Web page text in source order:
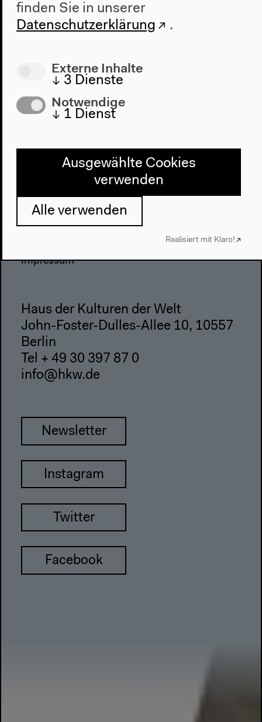
Haus
Über uns
Geschichte
Besuch
Anfahrt
Webshop
Presse
Team
Datenschutzeinstellungen
Impressum
Haus der Kulturen der Welt
John-Foster-Dulles-Allee 10, 10557
Berlin
Tel + 49 30 397 87 0
info@hkw.de
Newsletter
Instagram
Twitter
Facebook
finden Sie in unserer
Datenschutzerklärung
.
Externe Inhalte
↓ 3 Dienste
Notwendige
↓ 1 Dienst
Ausgewählte Cookies
verwenden
Alle verwenden
Realisiert mit Klaro!